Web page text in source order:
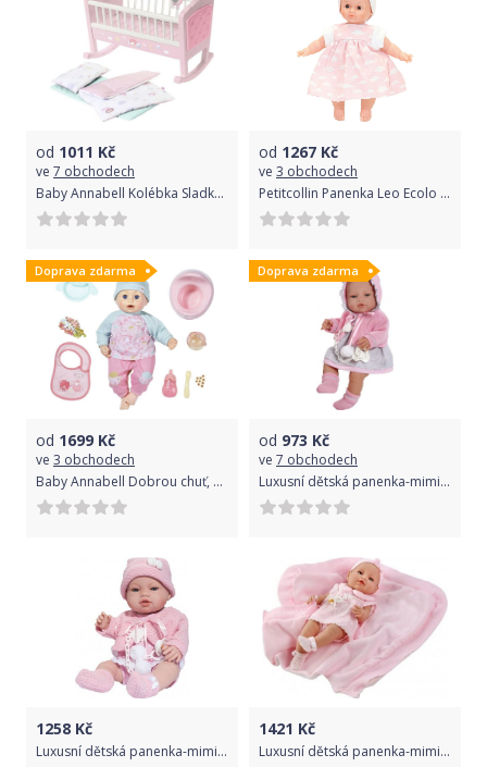
od 1011 Kč
ve 7 obchodech
Baby Annabell Kolébka Sladké sny
od 1267 Kč
ve 3 obchodech
Petitcollin Panenka Leo Ecolo 25 cm Petit Nuage
Doprava zdarma
od 1699 Kč
ve 3 obchodech
Baby Annabell Dobrou chuť, 43 cm
Doprava zdarma
od 973 Kč
ve 7 obchodech
Luxusní dětská panenka-miminko Berbesa Amanda 43cm
1258 Kč
Luxusní dětská panenka-miminko Berbesa Nela 43cm, Růžová
1421 Kč
Luxusní dětská panenka-miminko Berbesa Ema 39cm, Růžová